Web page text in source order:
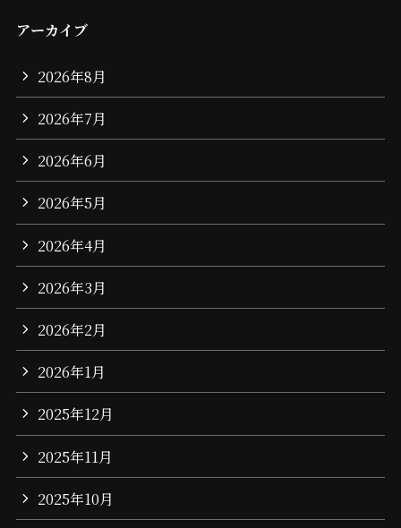
アーカイブ
2026年8月
2026年7月
2026年6月
2026年5月
2026年4月
2026年3月
2026年2月
2026年1月
2025年12月
2025年11月
2025年10月